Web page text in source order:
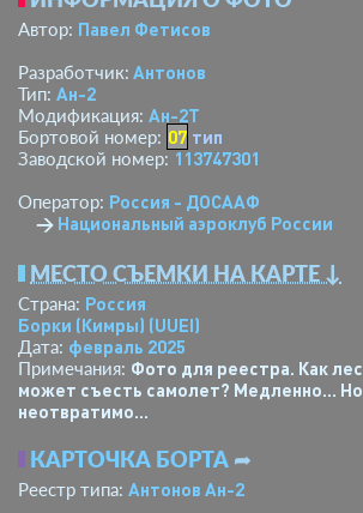
Автор: Павел Фетисов
Разработчик: Антонов
Тип: Ан-2
Модификация: Ан-2Т
Бортовой номер: 07 тип
Заводской номер: 113747301
Оператор: Россия - ДОСААФ
→ Национальный аэроклуб России
МЕСТО СЪЕМКИ НА КАРТЕ ↓
Страна: Россия
Борки (Кимры) (UUEI)
Дата: февраль 2025
Примечания: Фото для реестра. Как лес
может съесть самолет? Медленно... Но
неотвратимо...
КАРТОЧКА БОРТА ➦
Реестр типа: Антонов Ан-2